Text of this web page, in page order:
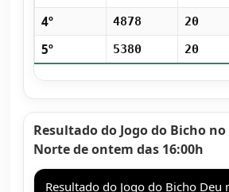
4º
4878 20
5º
5380 20
Resultado do Jogo do Bicho
Norte de ontem das 16:00h
Resultado do Jogo do Bicho Deu